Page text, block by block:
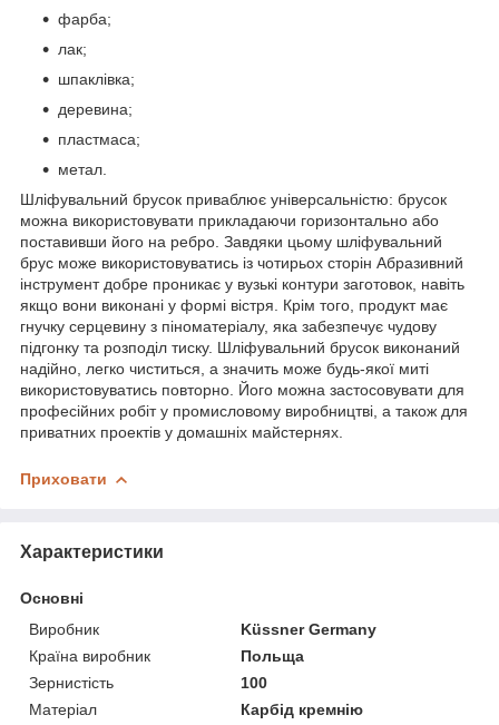
фарба;
лак;
шпаклівка;
деревина;
пластмаса;
метал.
Шліфувальний брусок приваблює універсальністю: брусок
можна використовувати прикладаючи горизонтально або
поставивши його на ребро. Завдяки цьому шліфувальний
брус може використовуватись із чотирьох сторін Абразивний
інструмент добре проникає у вузькі контури заготовок, навіть
якщо вони виконані у формі вістря. Крім того, продукт має
гнучку серцевину з піноматеріалу, яка забезпечує чудову
підгонку та розподіл тиску. Шліфувальний брусок виконаний
надійно, легко чиститься, а значить може будь-якої миті
використовуватись повторно. Його можна застосовувати для
професійних робіт у промисловому виробництві, а також для
приватних проектів у домашніх майстернях.
Приховати
Характеристики
Основні
Виробник
Küssner Germany
Країна виробник
Польща
Зернистість
100
Матеріал
Карбід кремнію